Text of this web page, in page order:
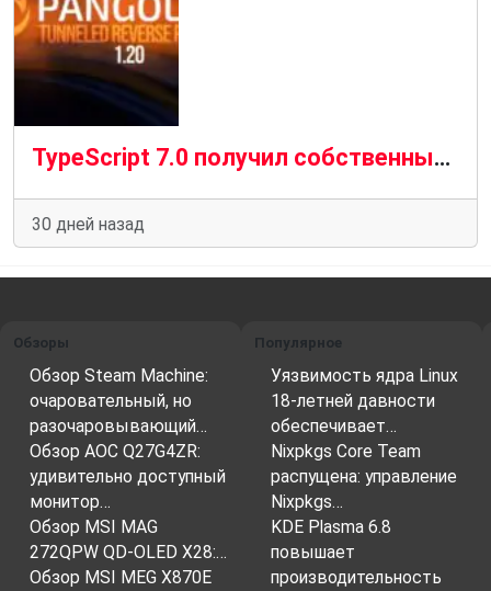
TypeScript 7.0 получил собственный компилятор на Go: что изменилось и почему это важно
30 дней назад
Обзоры
Обзор Steam Machine:
очаровательный, но
разочаровывающий…
Обзор AOC Q27G4ZR:
удивительно доступный
монитор…
Обзор MSI MAG
272QPW QD-OLED X28:…
Обзор MSI MEG X870E
Популярное
Уязвимость ядра Linux
18-летней давности
обеспечивает…
Nixpkgs Core Team
распущена: управление
Nixpkgs…
KDE Plasma 6.8
повышает
производительность